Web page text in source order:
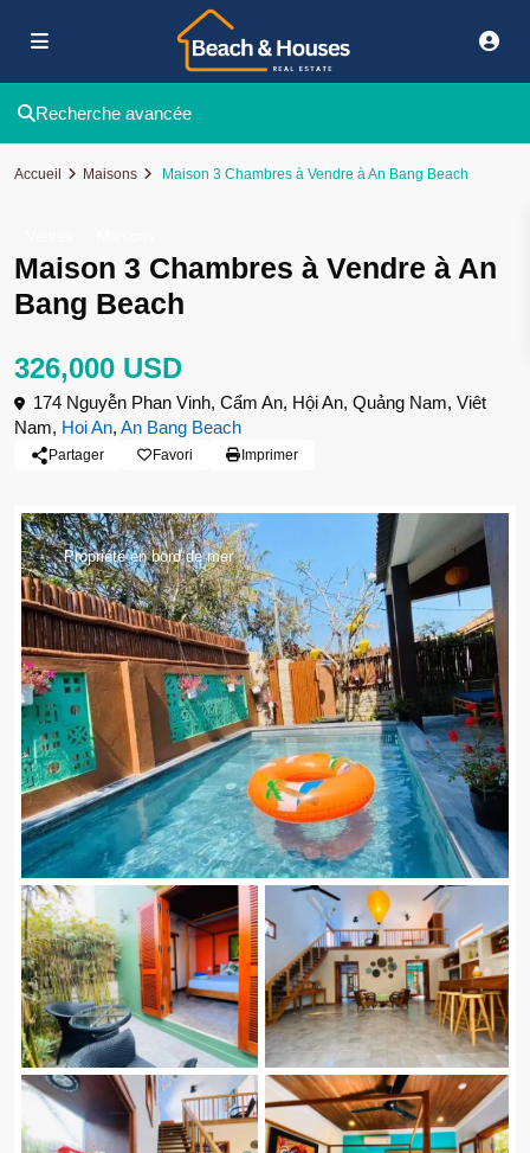
Recherche avancée
Accueil Maisons Maison 3 Chambres à Vendre à An Bang Beach
Maison 3 Chambres à Vendre à An
Bang Beach
326,000 USD
174 Nguyễn Phan Vinh, Cẩm An, Hội An, Quảng Nam, Viêt
Nam, Hoi An, An Bang Beach
Partager Favori Imprimer
Propriété en bord de mer